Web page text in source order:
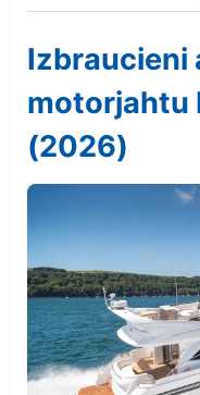
Izbraucieni
motorjahtu
(2026)